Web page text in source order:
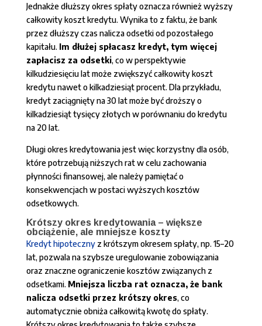
Jednakże dłuższy okres spłaty oznacza również wyższy
całkowity koszt kredytu. Wynika to z faktu, że bank
przez dłuższy czas nalicza odsetki od pozostałego
kapitału. Im dłużej spłacasz kredyt, tym więcej
zapłacisz za odsetki, co w perspektywie
kilkudziesięciu lat może zwiększyć całkowity koszt
kredytu nawet o kilkadziesiąt procent. Dla przykładu,
kredyt zaciągnięty na 30 lat może być droższy o
kilkadziesiąt tysięcy złotych w porównaniu do kredytu
na 20 lat.
Długi okres kredytowania jest więc korzystny dla osób,
które potrzebują niższych rat w celu zachowania
płynności finansowej, ale należy pamiętać o
konsekwencjach w postaci wyższych kosztów
odsetkowych.
Krótszy okres kredytowania – większe
obciążenie, ale mniejsze koszty
Kredyt hipotecznyz krótszym okresem spłaty, np. 15–20
lat, pozwala na szybsze uregulowanie zobowiązania
oraz znaczne ograniczenie kosztów związanych z
odsetkami. Mniejsza liczba rat oznacza, że bank
nalicza odsetki przez krótszy okres, co
automatycznie obniża całkowitą kwotę do spłaty.